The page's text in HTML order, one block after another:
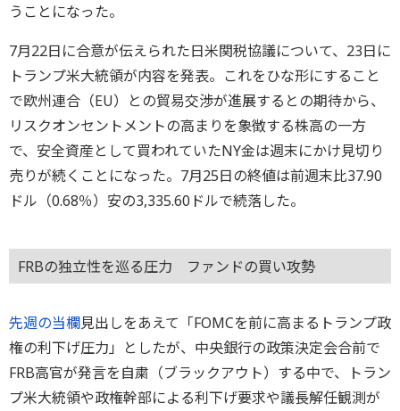
うことになった。
7月22日に合意が伝えられた日米関税協議について、23日に
トランプ米大統領が内容を発表。これをひな形にすること
で欧州連合（EU）との貿易交渉が進展するとの期待から、
リスクオンセントメントの高まりを象徴する株高の一方
で、安全資産として買われていたNY金は週末にかけ見切り
売りが続くことになった。7月25日の終値は前週末比37.90
ドル（0.68％）安の3,335.60ドルで続落した。
FRBの独立性を巡る圧力 ファンドの買い攻勢
先週の当欄見出しをあえて「FOMCを前に高まるトランプ政
権の利下げ圧力」としたが、中央銀行の政策決定会合前で
FRB高官が発言を自粛（ブラックアウト）する中で、トラン
プ米大統領や政権幹部による利下げ要求や議長解任観測が